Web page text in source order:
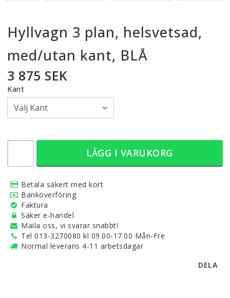
Hyllvagn 3 plan, helsvetsad,
med/utan kant, BLÅ
3 875 SEK
Kant
LÄGG I VARUKORG
Betala säkert med kort
Banköverföring
Faktura
Säker e-handel
Maila oss, vi svarar snabbt!
Tel 013-3270080 kl 09.00-17.00 Mån-Fre
Normal leverans 4-11 arbetsdagar
DELA